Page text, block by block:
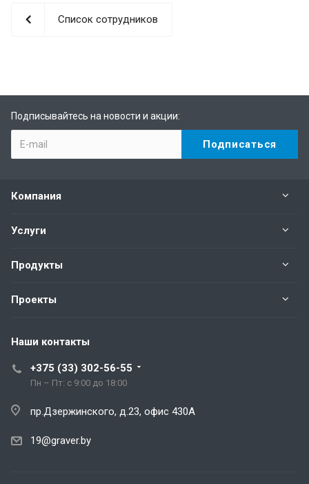
Список сотрудников
Подписывайтесь на новости и акции:
Компания
Услуги
Продукты
Проекты
Наши контакты
+375 (33) 302-56-55
Пн – Пт: с 9:00 до 18:00
пр.Дзержинского, д.23, офис 430А
19@graver.by